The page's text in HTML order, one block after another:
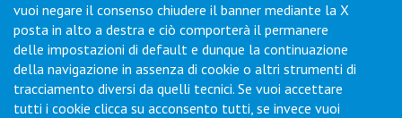
Contatti
Via Collodi, 1 - Loc. Chiano - 50028 Barberino Tavarnelle (FI) -
Italy
vuoi negare il consenso chiudere il banner mediante la X
posta in alto a destra e ciò comporterà il permanere
delle impostazioni di default e dunque la continuazione
della navigazione in assenza di cookie o altri strumenti di
tracciamento diversi da quelli tecnici. Se vuoi accettare
tutti i cookie clicca su acconsento tutti, se invece vuoi